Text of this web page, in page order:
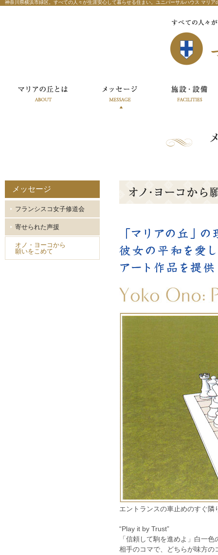
神奈川県横浜市緑区。すべての人々が生涯安心して暮らせる住まい。ユニバーサルハウス マリア
エントランスの車止めのすぐ
“Play it by Trust”
「信頼して駒を進めよ」白一
相手のコマで、どちらが味方
メッセージ
フランシスコ女子修道会
寄せられた声援
オノ・ヨーコから
願いをこめて